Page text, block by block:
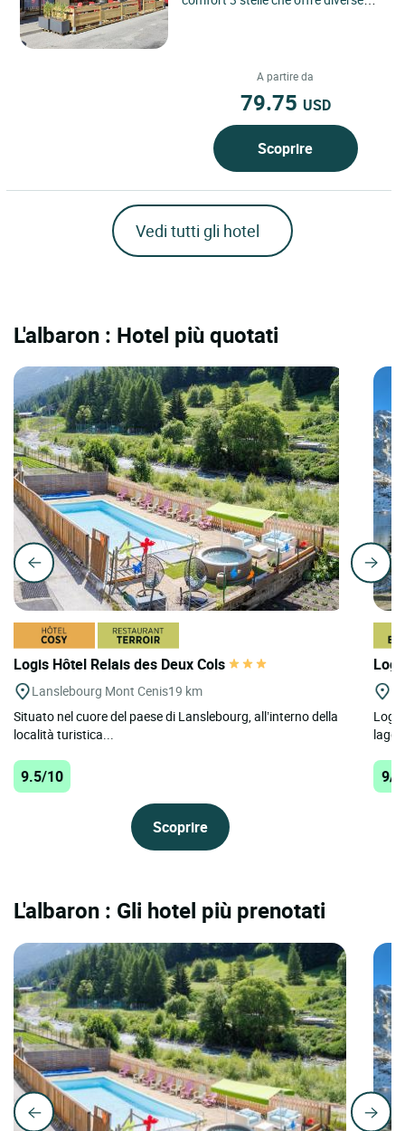
A partire da
79.75 USD
Scoprire
Vedi tutti gli hotel
L'albaron : Hotel più quotati
Logis Hôtel Relais des Deux Cols
Lanslebourg Mont Cenis19 km
Situato nel cuore del paese di Lanslebourg, all’interno della
località turistica...
9.5/10
Scoprire
lago,
9/
L'albaron : Gli hotel più prenotati